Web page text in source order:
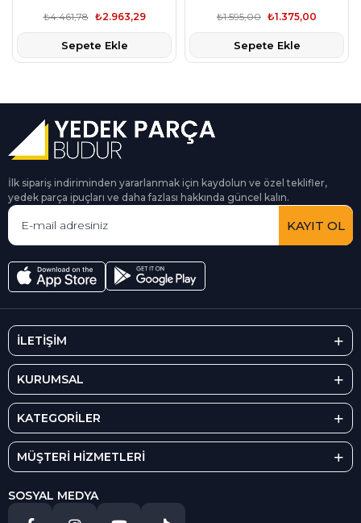
₺2.963,29
₺4.461,78
Sepete Ekle
₺1.375,00
₺1.595,00
Sepete Ekle
İlk sipariş indiriminden yararlanmak için kaydolun ve özel teklifler,
yedek parça ipuçları ve daha fazlası hakkında güncel kalın.
KAYIT OL
İLETİŞİM
KURUMSAL
KATEGORİLER
MÜŞTERİ HİZMETLERİ
SOSYAL MEDYA